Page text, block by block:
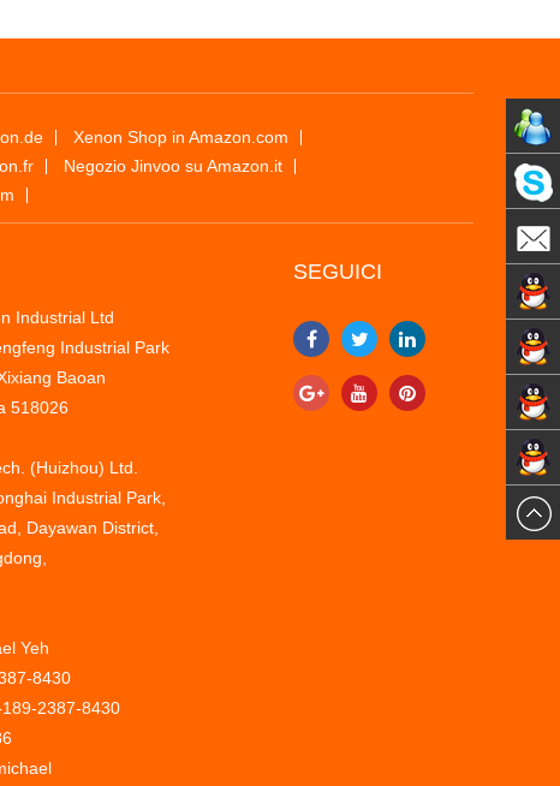
Xenon Shop in Amazon.com
Negozio Jinvoo su Amazon.it
Industrial Ltd
Industrial Park
Baoan
518026
(Huizhou) Ltd.
Industrial Park,
Dayawan District,
Yeh
8430
2387-8430
SEGUICI
Xenon
Sales
Lukas
Jinvoo
Gil